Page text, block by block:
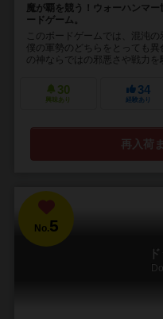
魔が覇を競う！ウォーハンマ
ードゲーム。
このボードゲームでは、混沌
僕の軍勢のどちらをとっても
の神ならではの邪悪さや戦力を
30
興味あり
34
経験あり
再入荷
No.5